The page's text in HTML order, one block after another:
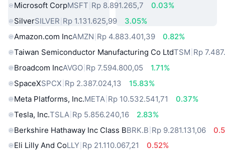
Microsoft CorpMSFT Rp 8.891.265,7
0.03%
SilverSILVER Rp 1.131.625,99
3.05%
Amazon.com IncAMZN Rp 4.883.401,39
0.82%
Taiwan Semiconductor Manufacturing Co LtdTSM Rp
Broadcom IncAVGO Rp 7.594.800,05
1.71%
SpaceXSPCX Rp 2.387.024,13
15.83%
Meta Platforms, Inc.META Rp 10.532.541,71
0.37%
Tesla, Inc.TSLA Rp 5.856.240,16
2.83%
Berkshire Hathaway Inc Class BBRK.B Rp 9.281.131,06
Eli Lilly And CoLLY Rp 21.110.067,21
0.52%